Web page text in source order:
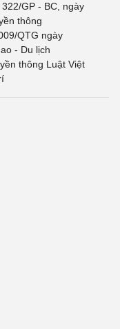
GP - BC, ngày
thông
QTG ngày
- Du lịch
thông Luật Việt